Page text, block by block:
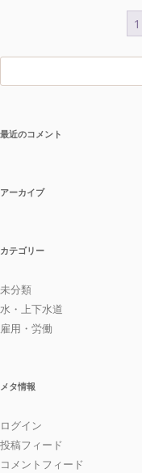
1
最近のコメント
アーカイブ
カテゴリー
未分類
水・上下水道
雇用・労働
メタ情報
ログイン
投稿フィード
コメントフィード